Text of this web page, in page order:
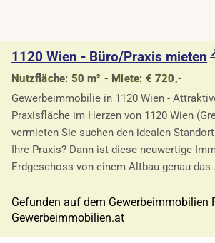
1120 Wien - Büro/Praxis mieten
Nutzfläche: 50 m² - Miete: € 720,-
Gewerbeimmobilie in 1120 Wien -
Praxisfläche im Herzen von 1120 Wien
vermieten Sie suchen den idealen
Ihre Praxis? Dann ist diese neuwertige
Erdgeschoss von einem Altbau genau das
Gefunden auf dem Gewerbeimmobilien
Gewerbeimmobilien.at